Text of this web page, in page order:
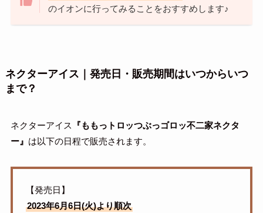
のイオンに行ってみることをおすすめします♪
ネクターアイス｜発売日・販売期間はいつからいつ
まで？
ネクターアイス
『ももっトロッつぶっゴロッ不二家ネクタ
ー』 は以下の日程で販売されます。
【発売日】
2023年6月6日(火)より順次